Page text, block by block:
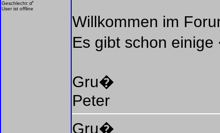
Geschlecht:
User ist offline
Willkommen im
Es gibt schon
Gru�
Peter
Gru�